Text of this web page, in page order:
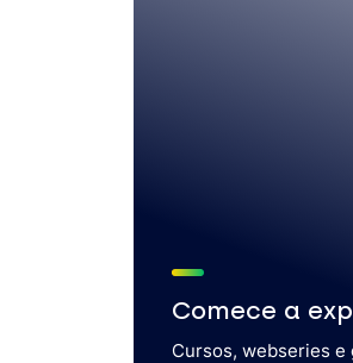
Comece a
Cursos, webseries e